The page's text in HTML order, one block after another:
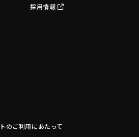
採用情報
のご利用にあたって